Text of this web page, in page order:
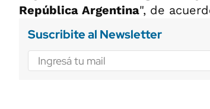
República Argentina", de
Suscribite al Newsletter